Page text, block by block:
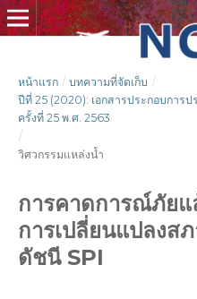
หน้าแรก / บทความที่จัดเก็บ /
ปีที่ 25 (2020): เอกสารประกอบการ
ครั้งที่ 25 พ.ศ. 2563
/
วิศวกรรมแหล่งน้ำ
การคาดการณ์ภัยแ
การเปลี่ยนแปลงส
ดัชนี SPI